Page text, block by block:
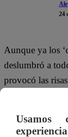
24
Aunque ya los
deslumbró a
provocó las
Mesones. “A
Usamos